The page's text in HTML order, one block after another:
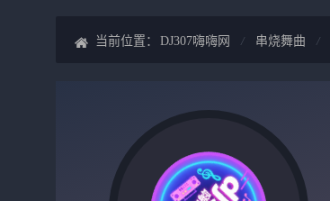
当前位置： DJ307嗨嗨网 串烧舞曲